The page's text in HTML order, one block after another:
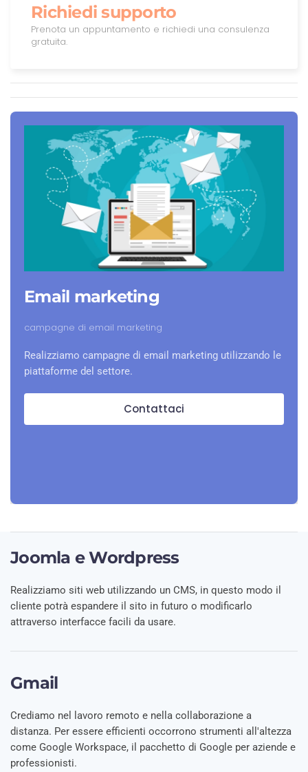
Richiedi supporto
Prenota un appuntamento e richiedi una consulenza
gratuita.
Email marketing
campagne di email marketing
Realizziamo campagne di email marketing utilizzando le
piattaforme del settore.
Contattaci
Joomla e Wordpress
Realizziamo siti web utilizzando un CMS, in questo modo il
cliente potrà espandere il sito in futuro o modificarlo
attraverso interfacce facili da usare.
Gmail
Crediamo nel lavoro remoto e nella collaborazione a
distanza. Per essere efficienti occorrono strumenti all'altezza
come Google Workspace, il pacchetto di Google per aziende e
professionisti.